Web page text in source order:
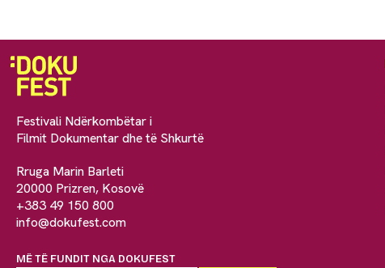
Festivali Ndërkombëtar i
Filmit Dokumentar dhe të Shkurtë
Rruga Marin Barleti
20000 Prizren, Kosovë
+383 49 150 800
info@dokufest.com
MË TË FUNDIT NGA DOKUFEST